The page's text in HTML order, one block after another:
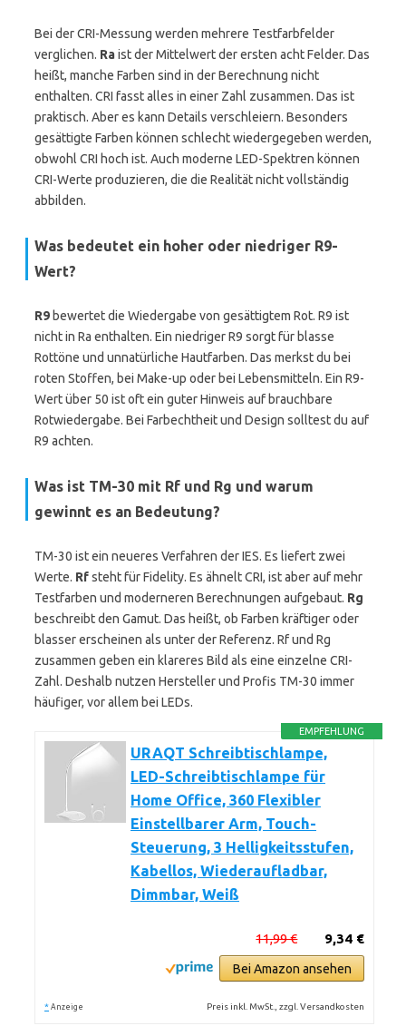
Bei der CRI-Messung werden mehrere Testfarbfelder
verglichen. Raist der Mittelwert der ersten acht Felder. Das
heißt, manche Farben sind in der Berechnung nicht
enthalten. CRI fasst alles in einer Zahl zusammen. Das ist
praktisch. Aber es kann Details verschleiern. Besonders
gesättigte Farben können schlecht wiedergegeben werden,
obwohl CRI hoch ist. Auch moderne LED-Spektren können
CRI-Werte produzieren, die die Realität nicht vollständig
abbilden.
Was bedeutet ein hoher oder niedriger R9-
Wert?
R9 bewertet die Wiedergabe von gesättigtem Rot. R9 ist
nicht in Ra enthalten. Ein niedriger R9 sorgt für blasse
Rottöne und unnatürliche Hautfarben. Das merkst du bei
roten Stoffen, bei Make-up oder bei Lebensmitteln. Ein R9-
Wert über 50 ist oft ein guter Hinweis auf brauchbare
Rotwiedergabe. Bei Farbechtheit und Design solltest du auf
R9 achten.
Was ist TM-30 mit Rf und Rg und warum
gewinnt es an Bedeutung?
TM-30 ist ein neueres Verfahren der IES. Es liefert zwei
Werte. Rfsteht für Fidelity. Es ähnelt CRI, ist aber auf mehr
Testfarben und moderneren Berechnungen aufgebaut. Rg
beschreibt den Gamut. Das heißt, ob Farben kräftiger oder
blasser erscheinen als unter der Referenz. Rf und Rg
zusammen geben ein klareres Bild als eine einzelne CRI-
Zahl. Deshalb nutzen Hersteller und Profis TM-30 immer
häufiger, vor allem bei LEDs.
EMPFEHLUNG
URAQT Schreibtischlampe,
LED-Schreibtischlampe für
Home Office, 360 Flexibler
Einstellbarer Arm, Touch-
Steuerung, 3 Helligkeitsstufen,
Kabellos, Wiederaufladbar,
Dimmbar, Weiß
9,34 €
11,99 €
Bei Amazon ansehen
* Anzeige Preis inkl. MwSt., zzgl. Versandkosten